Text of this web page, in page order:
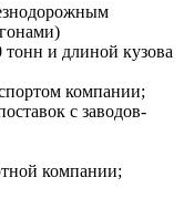
тонн и длиной кузова
компании;
с заводов-
компании;